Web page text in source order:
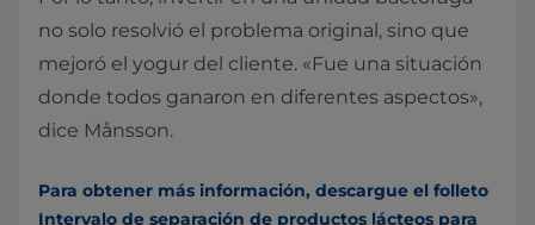
no solo resolvió el problema original, sino que
mejoró el yogur del cliente. «Fue una situación
donde todos ganaron en diferentes aspectos»,
dice Månsson.
Para obtener más información, descargue el folleto
Intervalo de separación de productos lácteos para